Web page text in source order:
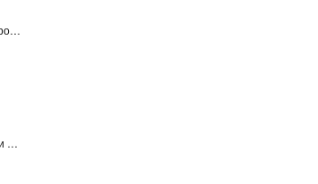
Total Defense Mobile Security для Android обеспечивает комплексную защиту мобильного устройства от вирусов и интернет-угроз, а также включает анти-вор и защиту приложений
Emsisoft Mobile Security - мобильный антивирус для Android, аудит приложений, веб-защита и антивор. Мобильное приложение Emsisoft построено на базе облачных технологий Bitdefender и оказывает минимальное воздействие на систему и батарею устройства